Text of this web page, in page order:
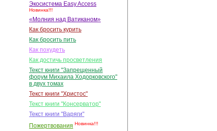
Экосистема Easy Access
Новинка!!!
«Молния над Ватиканом»
Как бросить курить
Как бросить пить
Как похудеть
Как достичь просветления
Текст книги "Запрещенный
форум Михаила Ходорковского"
в двух томах
Текст книги "Христос"
Текст книги "Консерватор"
Текст книги "Варяги"
Пожертвования Новинка!!!